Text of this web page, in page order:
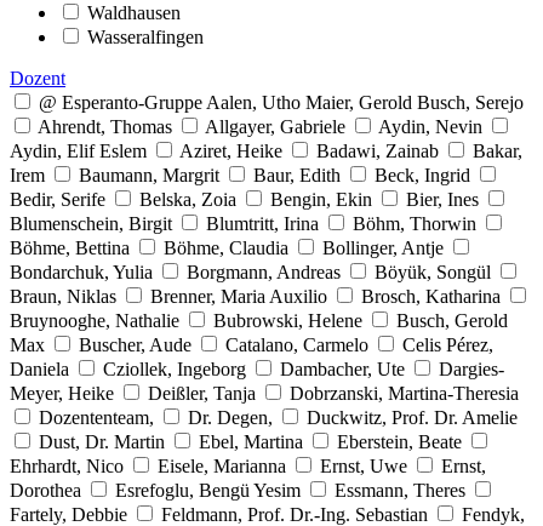
Waldhausen
Wasseralfingen
Dozent
@ Esperanto-Gruppe Aalen, Utho Maier, Gerold Busch, Serejo
Ahrendt, Thomas
Allgayer, Gabriele
Aydin, Nevin
Aydin, Elif Eslem
Aziret, Heike Badawi, Zainab
Bakar,
Irem
Baumann, Margrit Baur, Edith
Beck, Ingrid
Bedir, Serife
Belska, Zoia Bengin, Ekin
Bier, Ines
Blumenschein, Birgit
Blumtritt, Irina
Böhm, Thorwin
Böhme, Bettina
Böhme, Claudia
Bollinger, Antje
Bondarchuk, Yulia
Borgmann, Andreas
Böyük, Songül
Braun, Niklas
Brenner, Maria Auxilio
Brosch, Katharina
Bruynooghe, Nathalie
Bubrowski, Helene
Busch, Gerold
Max
Buscher, Aude Catalano, Carmelo
Celis Pérez,
Daniela
Cziollek, Ingeborg Dambacher, Ute
Dargies-
Meyer, Heike
Deißler, Tanja
Dobrzanski, Martina-Theresia
Dozententeam,
Dr. Degen,
Duckwitz, Prof. Dr. Amelie
Dust, Dr. Martin
Ebel, Martina
Eberstein, Beate
Ehrhardt, Nico
Eisele, Marianna Ernst, Uwe
Ernst,
Dorothea
Esrefoglu, Bengü Yesim
Essmann, Theres
Fartely, Debbie
Feldmann, Prof. Dr.-Ing. Sebastian
Fendyk,